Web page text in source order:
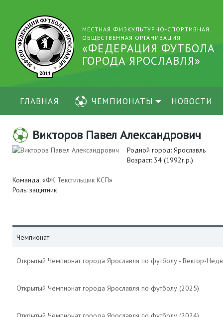
МЕСТНАЯ ФИЗКУЛЬТУРНО-СПОРТИВНАЯ
ОБЩЕСТВЕННАЯ ОРГАНИЗАЦИЯ
«ФЕДЕРАЦИЯ ФУТБОЛА
ГОРОДА ЯРОСЛАВЛЯ»
ГЛАВНАЯ ЧЕМПИОНАТЫ НОВОСТИ
Викторов Павел Александрович
Родной город: Ярославль
Возраст: 34 (1992г.р.)
Команда: «ФК Текстильщик КСП»
Роль: защитник
Чемпионат
Открытый Чемпионат города Ярославля по футболу - Вектор-
Открытый Чемпионат города Ярославля по футболу (2025)